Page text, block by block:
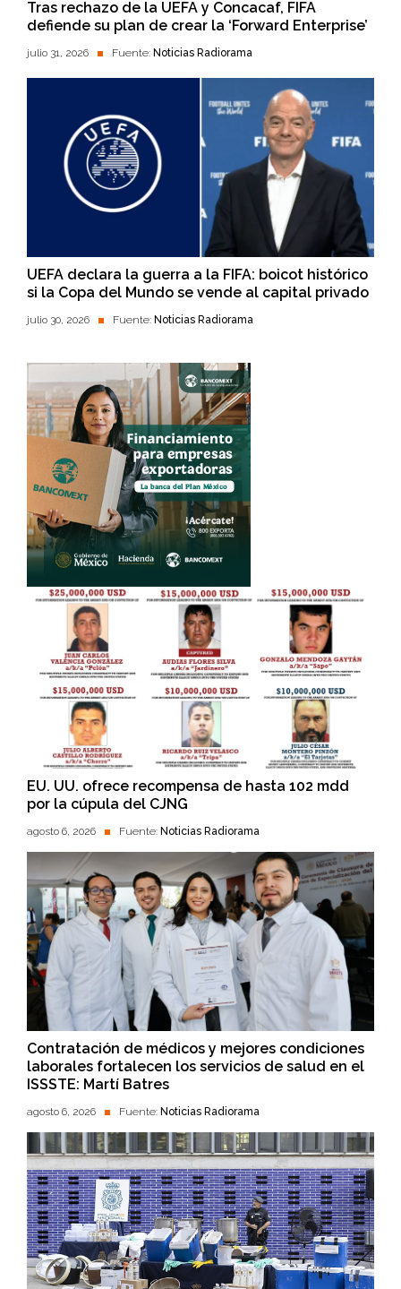
Tras rechazo de la UEFA y Concacaf, FIFA
defiende su plan de crear la ‘Forward Enterprise’
julio 31, 2026 Fuente: Noticias Radiorama
UEFA declara la guerra a la FIFA: boicot histórico
si la Copa del Mundo se vende al capital privado
julio 30, 2026 Fuente: Noticias Radiorama
EU. UU. ofrece recompensa de hasta 102 mdd
por la cúpula del CJNG
agosto 6, 2026 Fuente: Noticias Radiorama
Contratación de médicos y mejores condiciones
laborales fortalecen los servicios de salud en el
ISSSTE: Martí Batres
agosto 6, 2026 Fuente: Noticias Radiorama